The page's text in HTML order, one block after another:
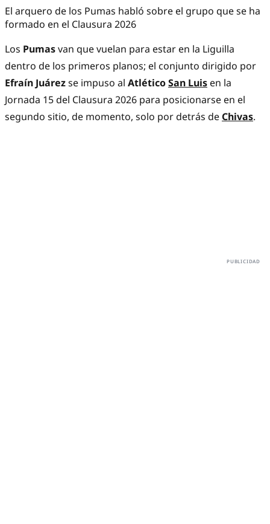
El arquero de los Pumas habló sobre el grupo que se ha
formado en el Clausura 2026
Los Pumasvan que vuelan para estar en la Liguilla
dentro de los primeros planos; el conjunto dirigido por
Efraín Juárezse impuso al AtléticoSan Luis en la
Jornada 15 del Clausura 2026 para posicionarse en el
segundo sitio, de momento, solo por detrás de Chivas.